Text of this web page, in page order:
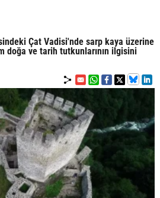
Çat Vadisi'nde sarp kaya üzerine
doğa ve tarih tutkunlarının ilgisini